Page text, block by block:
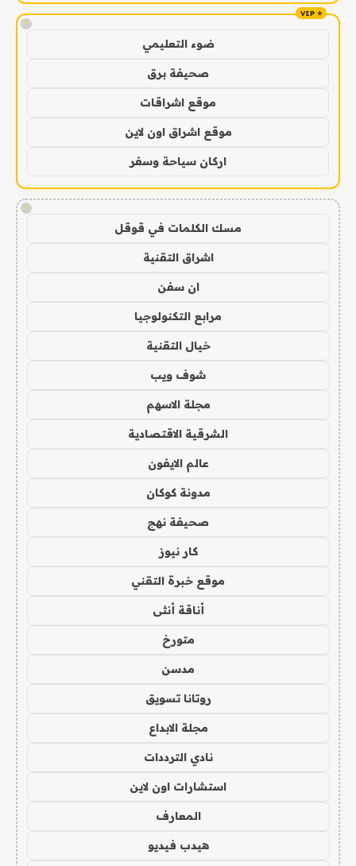
!
ضوء التعليمي
صحيفة برق
موقع اشراقات
موقع اشراق اون لاين
اركان سياحة وسفر
!
مسك الكلمات في قوقل
اشراق التقنية
ان سفن
مرابع التكنولوجيا
خيال التقنية
شوف ويب
مجلة الاسهم
الشرقية الاقتصادية
عالم الايفون
مدونة كوكان
صحيفة نهج
كار نيوز
موقع خبرة التقني
أناقة أنثى
متورخ
مدسن
روتانا تسويق
مجلة الابداع
نادي الترددات
استشارات اون لاين
المعارف
هيدب فيديو